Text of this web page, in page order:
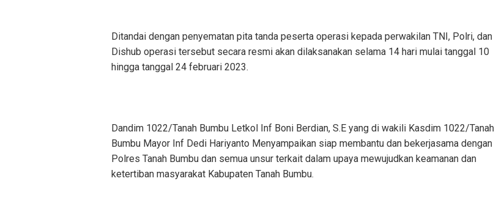
Ditandai dengan penyematan pita tanda peserta operasi kepada perwakilan TNI, Polri, dan
Dishub operasi tersebut secara resmi akan dilaksanakan selama 14 hari mulai tanggal 10
hingga tanggal 24 februari 2023.
Dandim 1022/Tanah Bumbu Letkol Inf Boni Berdian, S.E yang di wakili Kasdim 1022/Tanah
Bumbu Mayor Inf Dedi Hariyanto Menyampaikan siap membantu dan bekerjasama dengan
Polres Tanah Bumbu dan semua unsur terkait dalam upaya mewujudkan keamanan dan
ketertiban masyarakat Kabupaten Tanah Bumbu.